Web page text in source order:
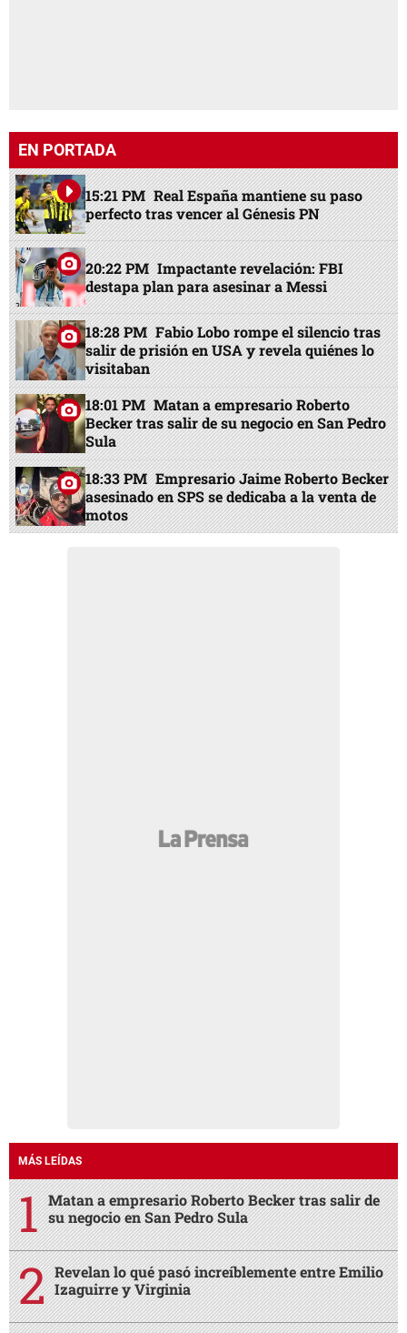
EN PORTADA
15:21 PM Real España mantiene su paso
perfecto tras vencer al Génesis PN
20:22 PM Impactante revelación: FBI
destapa plan para asesinar a Messi
18:28 PM Fabio Lobo rompe el silencio tras
salir de prisión en USA y revela quiénes lo
visitaban
18:01 PM Matan a empresario Roberto
Becker tras salir de su negocio en San Pedro
Sula
18:33 PM Empresario Jaime Roberto Becker
asesinado en SPS se dedicaba a la venta de
motos
MÁS LEÍDAS
Matan a empresario Roberto Becker tras salir de
su negocio en San Pedro Sula
Revelan lo qué pasó increíblemente entre Emilio
Izaguirre y Virginia